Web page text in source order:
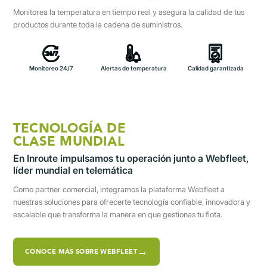
Monitorea la temperatura en tiempo real y asegura la calidad de tus
productos durante toda la cadena de suministros.
Monitoreo 24/7 Alertas de temperatura Calidad garantizada
TECNOLOGÍA DE
CLASE MUNDIAL
En Inroute impulsamos tu operación junto a Webfleet,
líder mundial en telemática
Como partner comercial, integramos la plataforma Webfleet a
nuestras soluciones para ofrecerte tecnología confiable, innovadora y
escalable que transforma la manera en que gestionas tu flota.
CONOCE MÁS SOBRE WEBFLEET